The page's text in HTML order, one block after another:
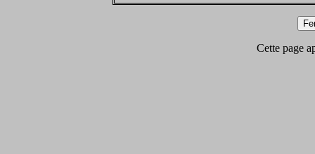
Cette page